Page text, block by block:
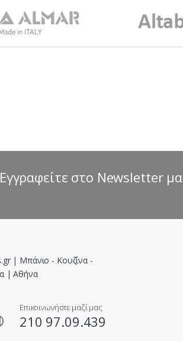
Εγγραφείτε στο Newsletter
Επικοινωνήστε μαζί μας
210 97.09.439